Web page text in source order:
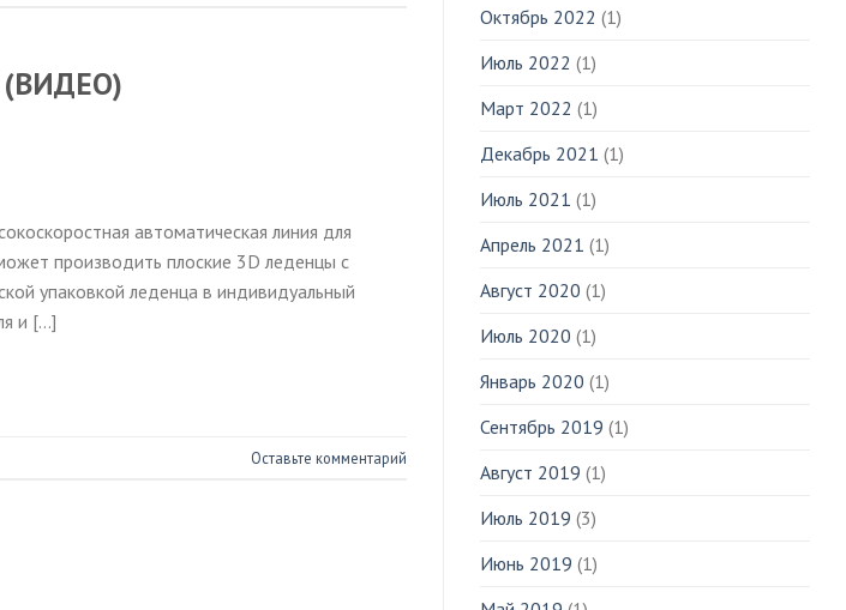
(ВИДЕО)
автоматическая линия для
производить плоские 3D леденцы с
упаковкой леденца в индивидуальный
и […]
Оставьте комментарий
Октябрь 2022 (1)
Июль 2022 (1)
Март 2022 (1)
Декабрь 2021 (1)
Июль 2021 (1)
Апрель 2021 (1)
Август 2020 (1)
Июль 2020 (1)
Январь 2020 (1)
Сентябрь 2019 (1)
Август 2019 (1)
Июль 2019 (3)
Июнь 2019 (1)